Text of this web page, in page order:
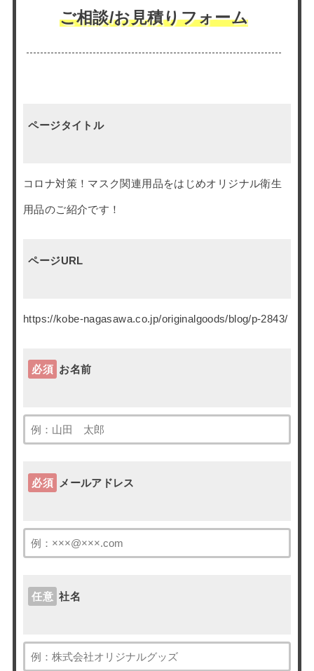
ご相談/お見積りフォーム
ページタイトル
コロナ対策！マスク関連用品をはじめオリジナル衛生
用品のご紹介です！
ページURL
https://kobe-nagasawa.co.jp/originalgoods/blog/p-2843/
必須 お名前
必須 メールアドレス
任意 社名